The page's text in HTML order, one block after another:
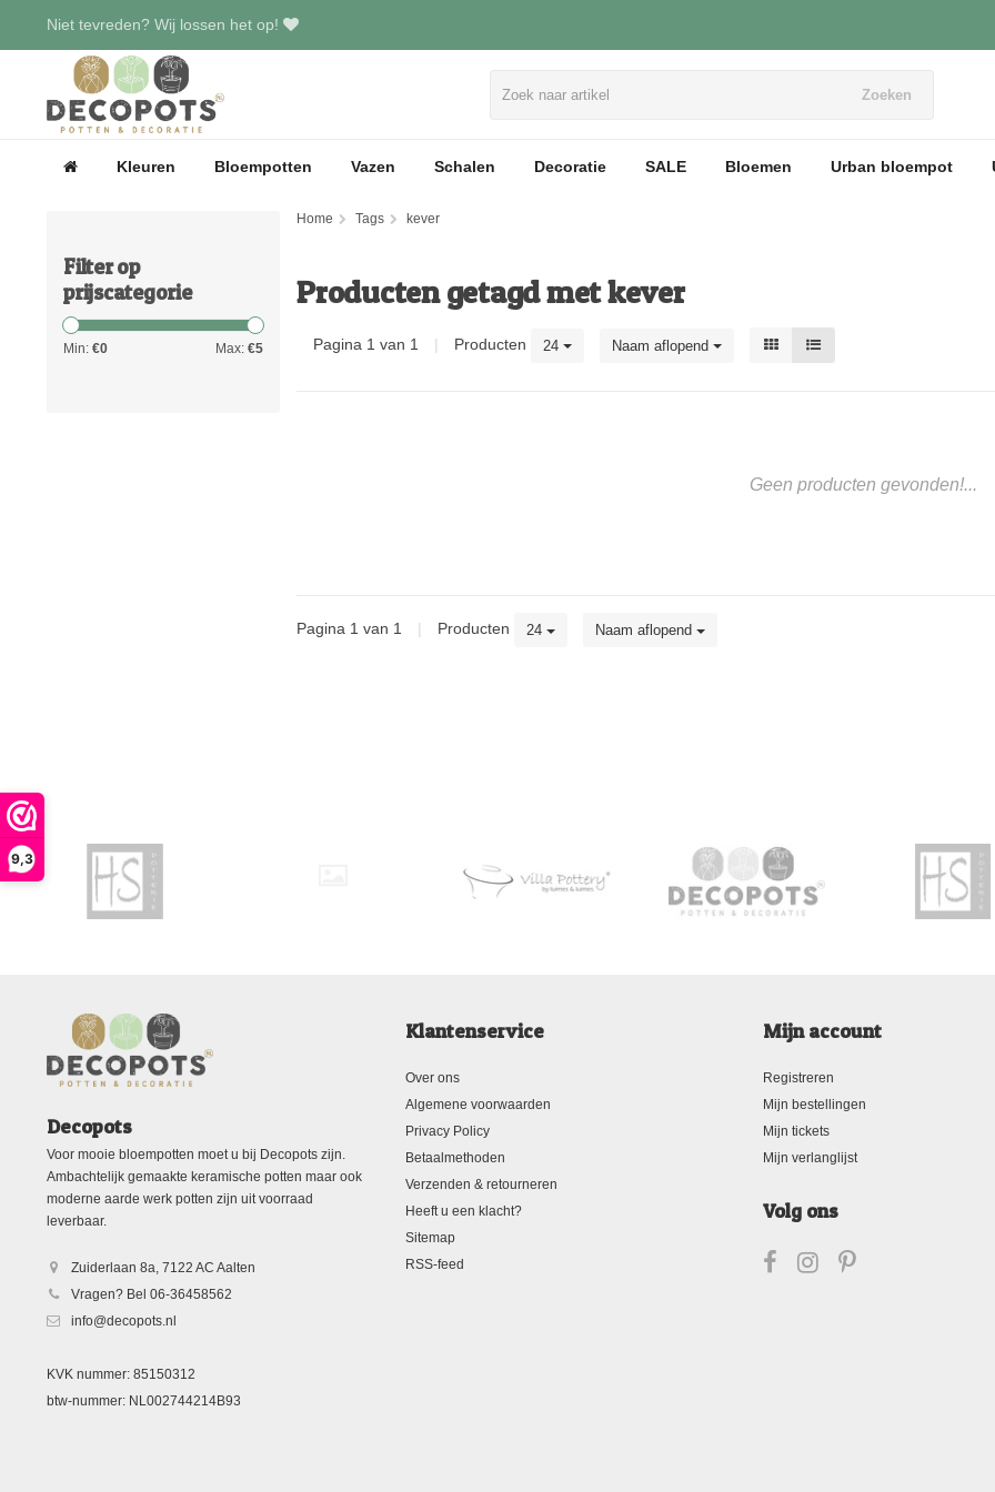
9,3
Niet tevreden? Wij lossen het op!
Zoeken
Kleuren Bloempotten Vazen Schalen Decoratie SALE Bloemen Urban bloempot
Filter op
prijscategorie
Min: €0 Max: €5
Home Tags kever
Producten getagd met kever
Pagina 1 van 1 | Producten 24 Naam aflopend
Geen producten gevonden!...
Pagina 1 van 1 | Producten 24 Naam aflopend
Decopots
Voor mooie bloempotten moet u bij Decopots zijn.
Ambachtelijk gemaakte keramische potten maar ook
moderne aarde werk potten zijn uit voorraad
leverbaar.
Zuiderlaan 8a, 7122 AC Aalten
Vragen? Bel 06-36458562
info@decopots.nl
KVK nummer: 85150312
btw-nummer: NL002744214B93
Klantenservice
Over ons
Algemene voorwaarden
Privacy Policy
Betaalmethoden
Verzenden & retourneren
Heeft u een klacht?
Sitemap
RSS-feed
Mijn account
Registreren
Mijn bestellingen
Mijn tickets
Mijn verlanglijst
Volg ons